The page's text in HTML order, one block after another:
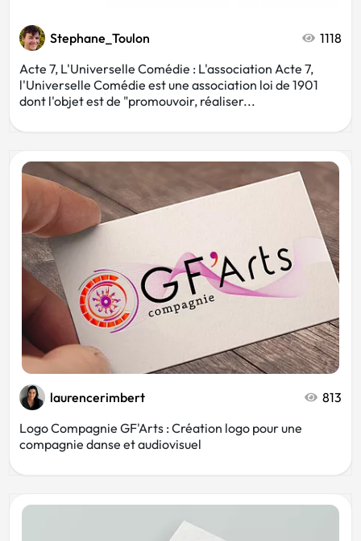
Stephane_Toulon
1118
Acte 7, L'Universelle Comédie : L'association Acte 7,
l'Universelle Comédie est une association loi de 1901
dont l'objet est de "promouvoir, réaliser...
laurencerimbert
813
Logo Compagnie GF'Arts : Création logo pour une
compagnie danse et audiovisuel